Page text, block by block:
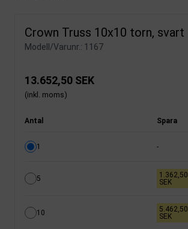
Crown Truss 10x10 torn, svart
Modell/Varunr.: 1167
13.652,50 SEK
(inkl. moms)
Antal Spara
1 -
5
1.362,50
SEK
10
5.462,50
SEK